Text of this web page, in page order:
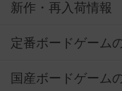
新作・再入荷情報
定番ボードゲーム
国産ボードゲーム